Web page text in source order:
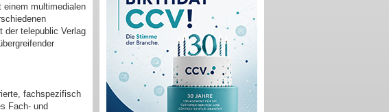
einem multimedialen
der telepublic Verlag
fachspezifisch
Fach- und